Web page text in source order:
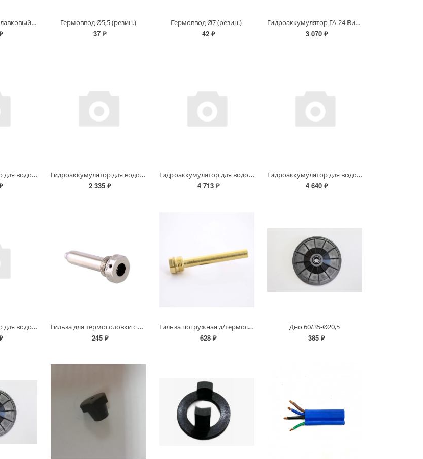
Выключатель поплавковый длина 3 м. Unipump
Гермоввод Ø5,5 (резин.)
37 ₽
Гермоввод Ø7 (резин.)
42 ₽
Гидроаккумулятор ГА-24 Вихрь
3 070 ₽
Гидроаккумулятор для водоснабжения ГКС 100В, 100л, 1"
Гидроаккумулятор для водоснабжения ГКС 24Г, 24л, 1"
2 335 ₽
Гидроаккумулятор для водоснабжения ГКС 50В, 50л, 1"
4 713 ₽
Гидроаккумулятор для водоснабжения ГКС 50Г, 50л, 1"
4 640 ₽
Гидроаккумулятор для водоснабжения ГКС 80В, 80л, 1"
Гильза для термоголовки с выносным датчиком 130мм TIM
245 ₽
Гильза погружная д/термостата 1/2"
628 ₽
Дно 60/35-Ø20,5
385 ₽